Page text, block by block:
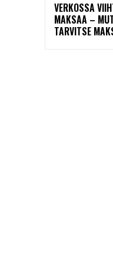
VERKOSSA
MAKSAA –
TARVITSE